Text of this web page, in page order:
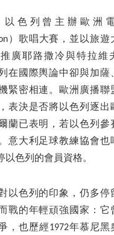
以色列曾主辦歐洲
）歌唱大賽，並以旅遊
廣耶路撒冷與特拉維
在國際輿論中卻與加薩
緊密相連。歐洲廣播聯
表決是否將以色列逐出
蘭已表明，若以色列參
意大利足球教練協會也
以色列的會員資格。
以色列的印象，仍多停
戰的年輕頑強國家：它
，也歷經1972年慕尼黑